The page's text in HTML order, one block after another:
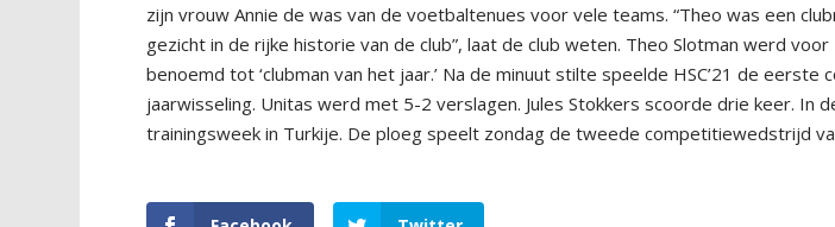
zijn vrouw Annie de was van de voetbaltenues voor vele teams. “Theo was een
gezicht in de rijke historie van de club”, laat de club weten. Theo Slotman werd
benoemd tot ‘clubman van het jaar.’ Na de minuut stilte speelde HSC’21 de
jaarwisseling. Unitas werd met 5-2 verslagen. Jules Stokkers scoorde drie keer. In
trainingsweek in Turkije. De ploeg speelt zondag de tweede competitiewedstrijd